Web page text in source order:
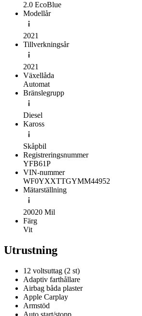
2.0 EcoBlue
Modellår
2021
Tillverkningsår
2021
Växellåda
Automat
Bränslegrupp
Diesel
Kaross
Skåpbil
Registreringsnummer
YFB61P
VIN-nummer
WF0YXXTTGYMM44952
Mätarställning
20020 Mil
Färg
Vit
Utrustning
12 voltsuttag (2 st)
Adaptiv farthållare
Airbag båda plaster
Apple Carplay
Armstöd
Auto start/stopp